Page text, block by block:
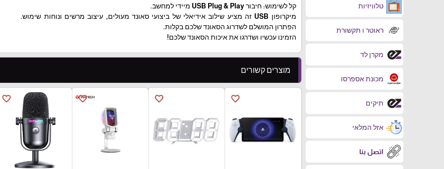
טלוויזיות
ראוטר ו תקשורת
מקרן לד
מכונת אספרסו
תיקים
אזל המלאי
اتصل بنا
קל לשימוש: חיבור USB Plug & Play מיידי למחשב.
מיקרופון USB זה מציע שילוב אידיאלי של ביצועי סאונד מעולים, עיצוב מרשים ונוחות שימוש.
הפתרון המושלם לשדרוג הסאונד שלכם בקלות.
הזמינו עכשיו ושדרגו את איכות הסאונד שלכם!
מוצרים קשורים
favorite_border
favorite_border
favorite_border
favorite_border